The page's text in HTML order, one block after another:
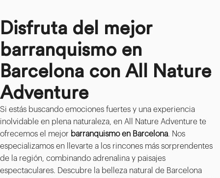
Disfruta del mejor
barranquismo en
Barcelona con All Nature
Adventure
Si estás buscando emociones fuertes y una experiencia
inolvidable en plena naturaleza, en All Nature Adventure te
ofrecemos el mejor barranquismo en Barcelona. Nos
especializamos en llevarte a los rincones más sorprendentes
de la región, combinando adrenalina y paisajes
espectaculares. Descubre la belleza natural de Barcelona